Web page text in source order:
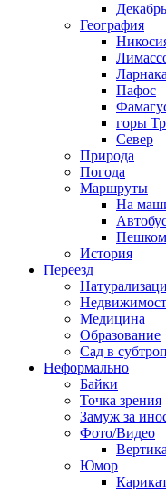
Декабрь
География
Ларнака
Пафос
горы
Север
Природа
Погода
Маршруты
На
Пешком
История
Переезд
Медицина
Образование
Сад в
Неформально
Байки
Точка зрения
Замуж за
Фото/Видео
Юмор